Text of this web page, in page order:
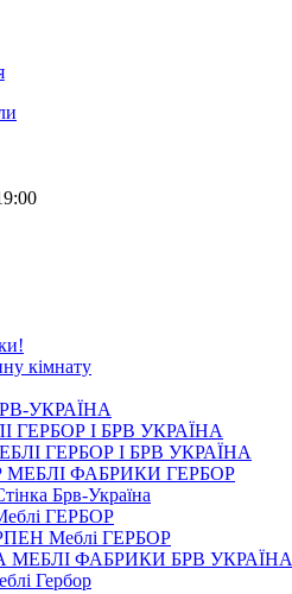
кімнату
УКРАЇНА
ГЕРБОР І БРВ УКРАЇНА
ГЕРБОР І БРВ УКРАЇНА
МЕБЛІ ФАБРИКИ ГЕРБОР
Брв-Україна
ГЕРБОР
Меблі ГЕРБОР
МЕБЛІ ФАБРИКИ БРВ УКРАЇНА
Гербор